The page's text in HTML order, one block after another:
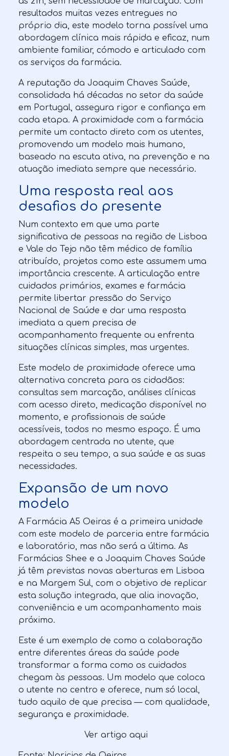
resultados muitas vezes entregues no
próprio dia, este modelo torna possível uma
abordagem clínica mais rápida e eficaz, num
ambiente familiar, cómodo e articulado com
os serviços da farmácia.
A reputação da Joaquim Chaves Saúde,
consolidada há décadas no setor da saúde
em Portugal, assegura rigor e confiança em
cada etapa. A proximidade com a farmácia
permite um contacto direto com os utentes,
promovendo um modelo mais humano,
baseado na escuta ativa, na prevenção e na
atuação imediata sempre que necessário.
Uma resposta real aos
desafios do presente
Num contexto em que uma parte
significativa de pessoas na região de Lisboa
e Vale do Tejo não têm médico de família
atribuído, projetos como este assumem uma
importância crescente. A articulação entre
cuidados primários, exames e farmácia
permite libertar pressão do Serviço
Nacional de Saúde e dar uma resposta
imediata a quem precisa de
acompanhamento frequente ou enfrenta
situações clínicas simples, mas urgentes.
Este modelo de proximidade oferece uma
alternativa concreta para os cidadãos:
consultas sem marcação, análises clínicas
com acesso direto, medicação disponível no
momento, e profissionais de saúde
acessíveis, todos no mesmo espaço. É uma
abordagem centrada no utente, que
respeita o seu tempo, a sua saúde e as suas
necessidades.
Expansão de um novo
modelo
A Farmácia A5 Oeiras é a primeira unidade
com este modelo de parceria entre farmácia
e laboratório, mas não será a última. As
Farmácias Shee e a Joaquim Chaves Saúde
já têm previstas novas aberturas em Lisboa
e na Margem Sul, com o objetivo de replicar
esta solução integrada, que alia inovação,
conveniência e um acompanhamento mais
próximo.
Este é um exemplo de como a colaboração
entre diferentes áreas da saúde pode
transformar a forma como os cuidados
chegam às pessoas. Um modelo que coloca
o utente no centro e oferece, num só local,
tudo aquilo de que precisa — com qualidade,
segurança e proximidade.
Ver artigo aqui